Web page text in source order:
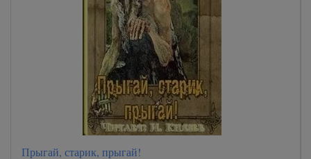
Прыгай, старик, прыгай!